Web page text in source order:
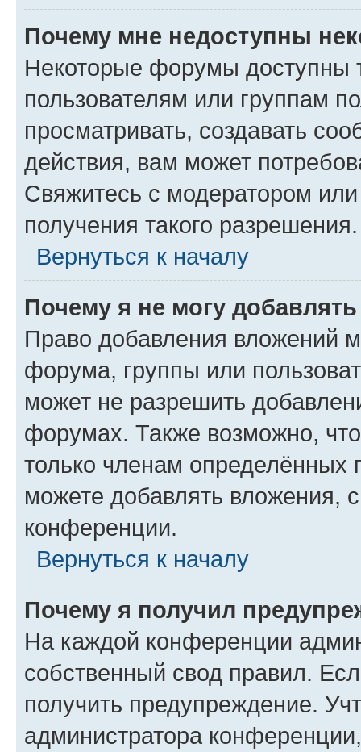
Почему мне недоступны
Некоторые форумы доступны
пользователям или группам
просматривать, создавать
действия, вам может
Свяжитесь с модератором
получения такого разрешения.
Вернуться к началу
Почему я не могу
Право добавления вложений
форума, группы или
может не разрешить
форумах. Также возможно,
только членам определённых
можете добавлять вложения,
конференции.
Вернуться к началу
Почему я получил
На каждой конференции
собственный свод правил.
получить предупреждение.
администратора